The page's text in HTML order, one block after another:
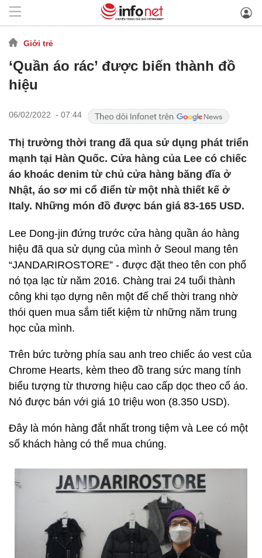
Giới trẻ
‘Quần áo rác’ được biến thành đồ
hiệu
06/02/2022 - 07:44
Thị trường thời trang đã qua sử dụng phát triển
mạnh tại Hàn Quốc. Cửa hàng của Lee có chiếc
áo khoác denim từ chủ cửa hàng băng đĩa ở
Nhật, áo sơ mi cổ điển từ một nhà thiết kế ở
Italy. Những món đồ được bán giá 83-165 USD.
Lee Dong-jin đứng trước cửa hàng quần áo hàng
hiệu đã qua sử dụng của mình ở Seoul mang tên
“JANDARIROSTORE” - được đặt theo tên con phố
nó tọa lạc từ năm 2016. Chàng trai 24 tuổi thành
công khi tạo dựng nên một đế chế thời trang nhờ
thói quen mua sắm tiết kiệm từ những năm trung
học của mình.
Trên bức tường phía sau anh treo chiếc áo vest của
Chrome Hearts, kèm theo đồ trang sức mang tính
biểu tượng từ thương hiệu cao cấp dọc theo cổ áo.
Nó được bán với giá 10 triệu won (8.350 USD).
Đây là món hàng đắt nhất trong tiệm và Lee có một
số khách hàng có thể mua chúng.